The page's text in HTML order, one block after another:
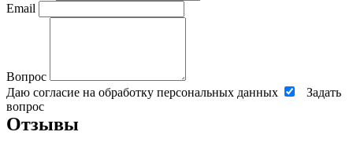
Email
Вопрос
Даю согласие на обработку персональных данных
Задать
вопрос
Отзывы